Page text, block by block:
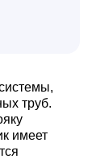
труб.
имеет